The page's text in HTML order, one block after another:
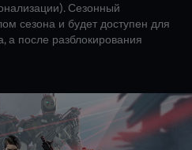
Сезонный
сезона и будет доступен для
а после разблокирования